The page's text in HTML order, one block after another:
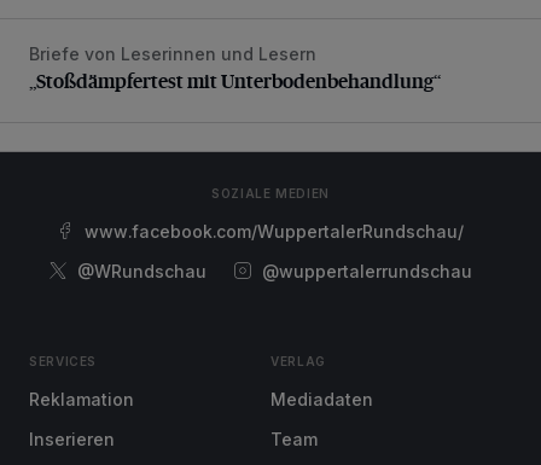
„Stoßdämpfertest mit Unterbodenbehandlung“
Briefe von Leserinnen und Lesern
„Stoßdämpfertest mit Unterbodenbehandlung“
SOZIALE MEDIEN
www.facebook.com/WuppertalerRundschau/
@WRundschau
@wuppertalerrundschau
SERVICES
Reklamation
Inserieren
VERLAG
Mediadaten
Team